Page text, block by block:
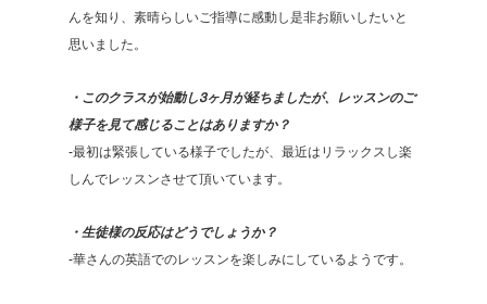
んを知り、素晴らしいご指導に感動し是非お願いしたいと
思いました。
・このクラスが始動し3ヶ月が経ちましたが、レッスンのご
様子を見て感じることはありますか？
-最初は緊張している様子でしたが、最近はリラックスし楽
しんでレッスンさせて頂いています。
・生徒様の反応はどうでしょうか？
-︎華さんの英語でのレッスンを楽しみにしているようです。